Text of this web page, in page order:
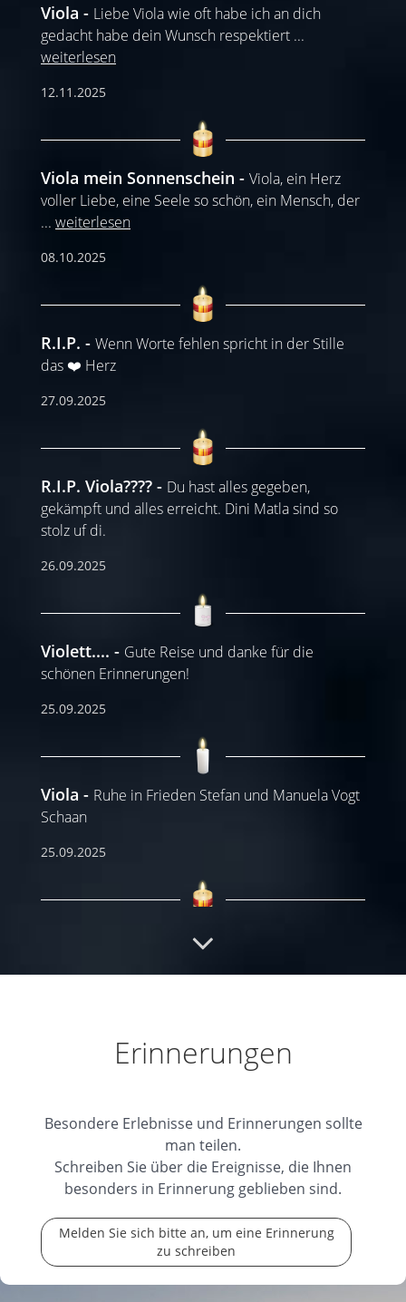
Viola
Liebe Viola wie oft habe ich an dich
gedacht habe dein Wunsch respektiert ...
weiterlesen
12.11.2025
Viola mein Sonnenschein
Viola, ein Herz
voller Liebe, eine Seele so schön, ein Mensch, der
... weiterlesen
08.10.2025
R.I.P.
Wenn Worte fehlen spricht in der Stille
das ❤️ Herz
27.09.2025
R.I.P. Viola????
Du hast alles gegeben,
gekämpft und alles erreicht. Dini Matla sind so
stolz uf di.
26.09.2025
Violett....
Gute Reise und danke für die
schönen Erinnerungen!
25.09.2025
Viola
Ruhe in Frieden Stefan und Manuela Vogt
Schaan
25.09.2025
Mis Beileid und viel Kraft i dära
Erinnerungen
Besondere Erlebnisse und Erinnerungen sollte
man teilen.
Schreiben Sie über die Ereignisse, die Ihnen
besonders in Erinnerung geblieben sind.
Melden Sie sich bitte an, um eine Erinnerung
zu schreiben